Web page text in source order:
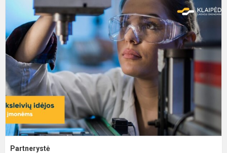
Partnerystė